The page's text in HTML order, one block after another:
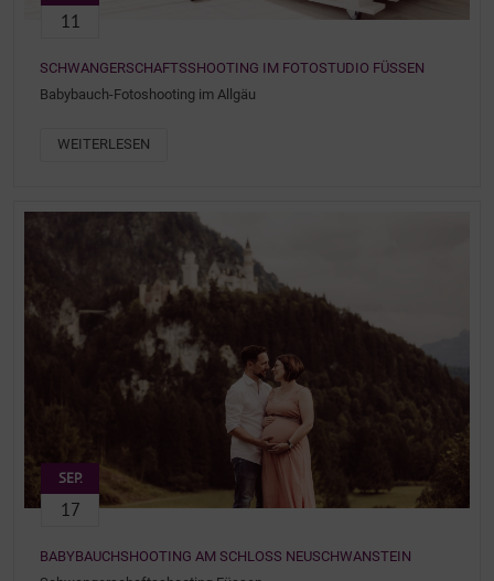
11
SCHWANGERSCHAFTSSHOOTING IM FOTOSTUDIO FÜSSEN
Babybauch-Fotoshooting im Allgäu
WEITERLESEN
SEP.
17
BABYBAUCHSHOOTING AM SCHLOSS NEUSCHWANSTEIN